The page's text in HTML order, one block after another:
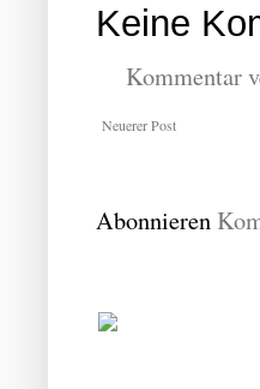
Keine
Kommentar
Neuerer Post
Abonnieren